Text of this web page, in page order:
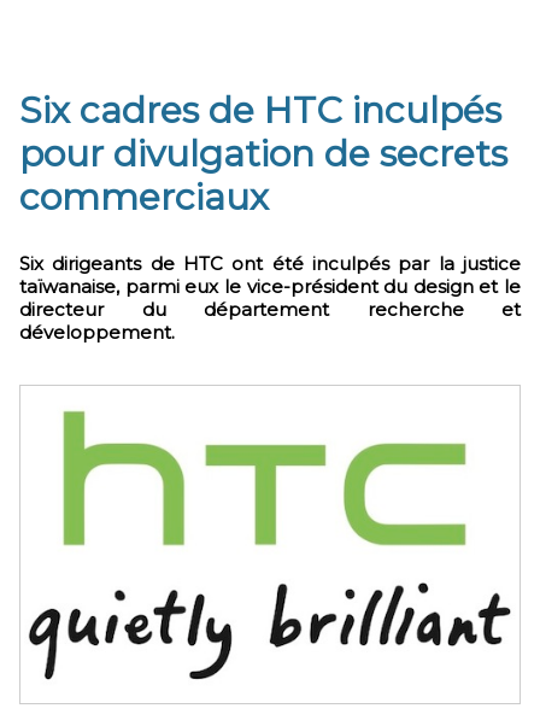
Six cadres de HTC inculpés
pour divulgation de secrets
commerciaux
Six dirigeants de HTC ont été inculpés par la justice
taïwanaise, parmi eux le vice-président du design et le
directeur du département recherche et
développement.